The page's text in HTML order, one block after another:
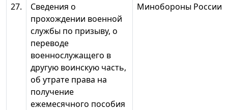
27.
Сведения о
прохождении военной
службы по призыву, о
переводе
военнослужащего в
другую воинскую часть,
об утрате права на
получение
ежемесячного пособия
Минобороны России*